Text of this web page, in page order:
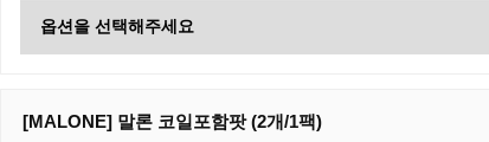
[MALONE] 말론 코일포함팟 (2개/1팩)